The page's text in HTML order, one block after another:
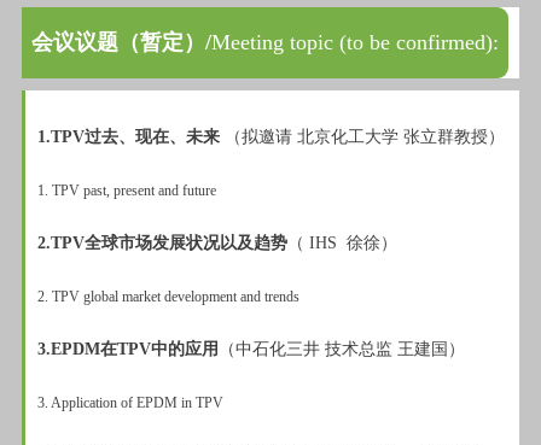
会议议题（暂定）/Meeting topic (to be confirmed):
1.TPV过去、现在、未来 （拟邀请 北京化工大学 张立群教授）
1. TPV past, present and future
2.TPV全球市场发展状况以及趋势 （ IHS 徐徐）
2. TPV global market development and trends
3.EPDM在TPV中的应用 （中石化三井 技术总监 王建国）
3. Application of EPDM in TPV